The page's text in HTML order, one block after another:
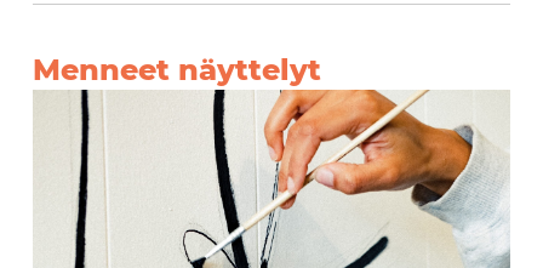
Menneet näyttelyt